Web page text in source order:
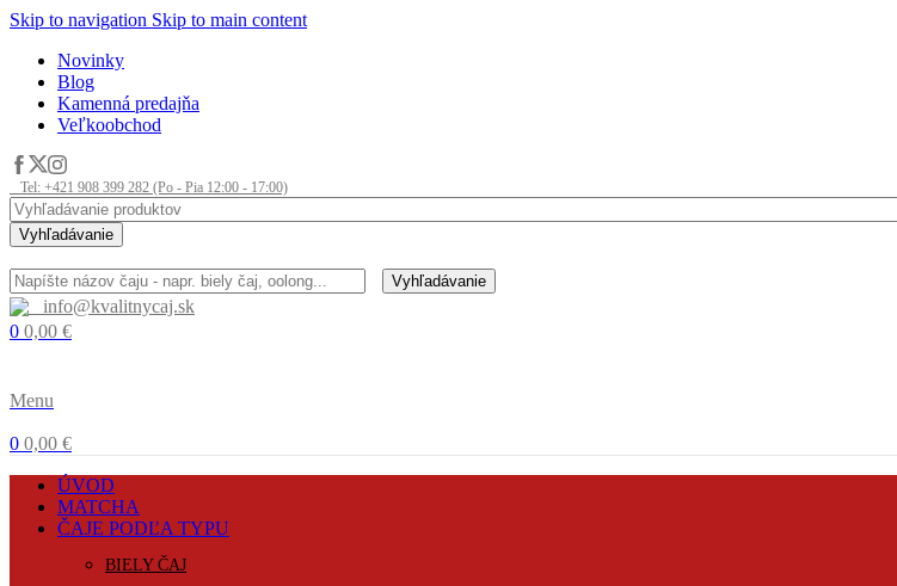
Skip to navigation Skip to main content
Novinky
Blog
Kamenná predajňa
Veľkoobchod
Tel: +421 908 399 282 (Po - Pia 12:00 - 17:00)
Vyhľadávanie
Vyhľadávanie
info@kvalitnycaj.sk
0 0,00 €
Menu
0 0,00 €
ÚVOD
MATCHA
ČAJE PODĽA TYPU
BIELY ČAJ